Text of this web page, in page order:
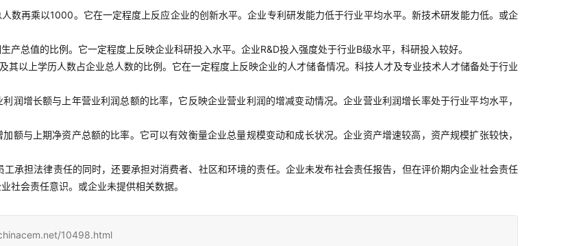
数再乘以1000。它在一定程度上反应企业的创新水平。企业专利研发能力低于行业平均水平。新技术研发能力低。或企
产总值的比例。它一定程度上反映企业科研投入水平。企业R&D投入强度处于行业B级水平，科研投入较好。
其以上学历人数占企业总人数的比例。它在一定程度上反映企业的人才储备情况。科技人才及专业技术人才储备处于行业
润增长额与上年营业利润总额的比率，它反映企业营业利润的增减变动情况。企业营业利润增长率处于行业平均水平，
额与上期净资产总额的比率。它可以有效衡量企业总量规模变动和成长状况。企业资产增速较高，资产规模扩张较快，
承担法律责任的同时，还要承担对消费者、社区和环境的责任。企业未发布社会责任报告，但在评价期内企业社会责任
社会责任意识。或企业未提供相关数据。
10498.html